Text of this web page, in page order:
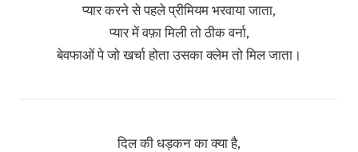
प्यार करने से पहले प्रीमियम भरवाया जाता,
प्यार में वफ़ा मिली तो ठीक वर्ना,
बेवफाओं पे जो खर्चा होता उसका क्लेम तो मिल जाता।
दिल की धड़कन का क्या है,